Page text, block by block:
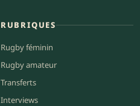
RUBRIQUES
Rugby féminin
Rugby amateur
Transferts
Interviews